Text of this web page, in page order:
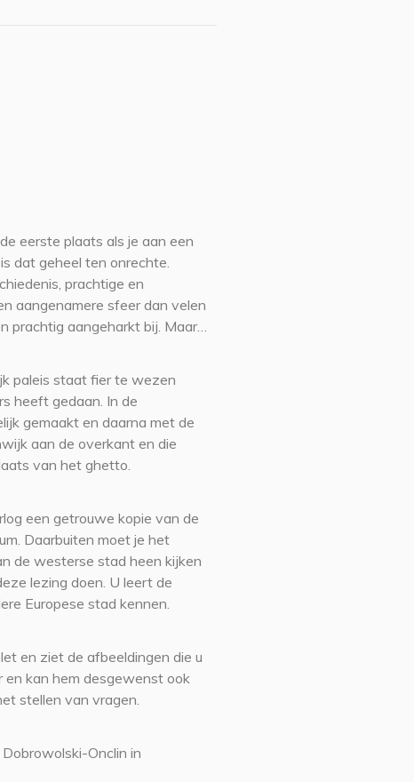
eerste plaats als je aan een
dat geheel ten onrechte.
prachtige en
aangenamere sfeer dan velen
prachtig aangeharkt bij. Maar…
paleis staat fier te wezen
heeft gedaan. In de
gemaakt en daarna met de
aan de overkant en die
van het ghetto.
een getrouwe kopie van de
Daarbuiten moet je het
de westerse stad heen kijken
lezing doen. U leert de
Europese stad kennen.
en ziet de afbeeldingen die u
en kan hem desgewenst ook
stellen van vragen.
Onclin in